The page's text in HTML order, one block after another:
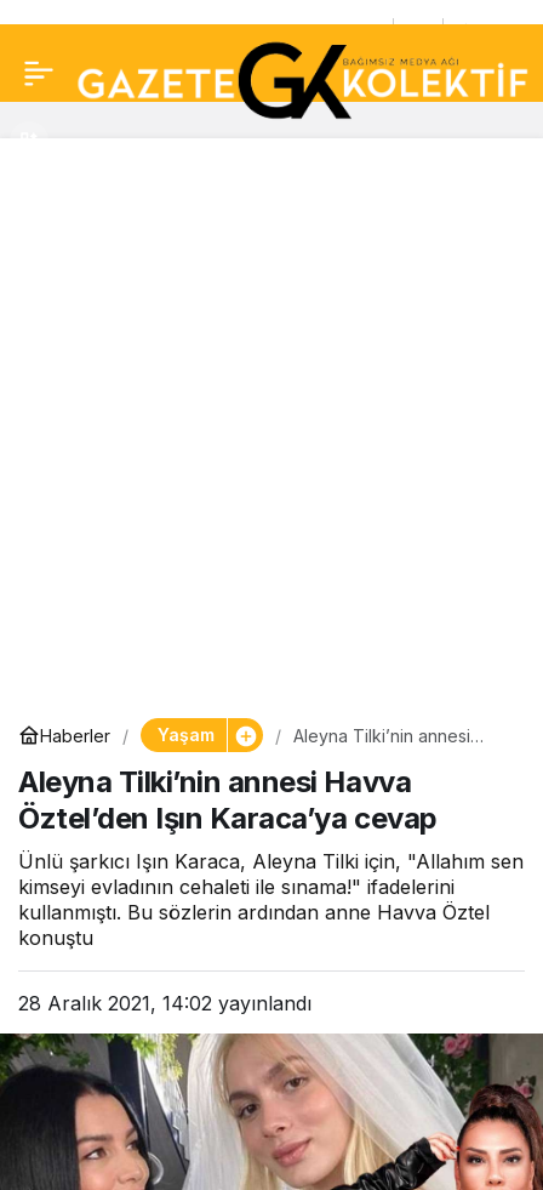
Haberler Yaşam
Aleyna Tilki’nin annesi
Karaca’ya cevap
Aleyna Tilki’nin annesi Havva
Öztel’den Işın Karaca’ya cevap
Ünlü şarkıcı Işın Karaca, Aleyna Tilki için, "Allahım sen
kimseyi evladının cehaleti ile sınama!" ifadelerini
kullanmıştı. Bu sözlerin ardından anne Havva Öztel
konuştu
28 Aralık 2021, 14:02 yayınlandı
Tümer Metin’e aşkını